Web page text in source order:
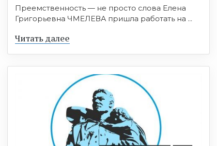
Преемственность — не просто слова Елена
Григорьевна ЧМЕЛЕВА пришла работать на ...
Читать далее